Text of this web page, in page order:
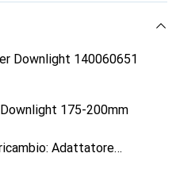
Downlight 140060651
175-200mm
Adattatore